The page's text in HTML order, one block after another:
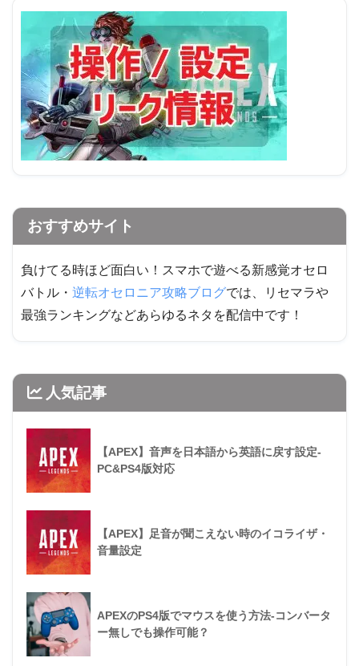
おすすめサイト
負けてる時ほど面白い！スマホで遊べる新感覚オセロ
バトル・ 逆転オセロニア攻略ブログでは、リセマラや
最強ランキングなどあらゆるネタを配信中です！
人気記事
【APEX】音声を日本語から英語に戻す設定-
PC&PS4版対応
【APEX】足音が聞こえない時のイコライザ・
音量設定
APEXのPS4版でマウスを使う方法-コンバータ
ー無しでも操作可能？